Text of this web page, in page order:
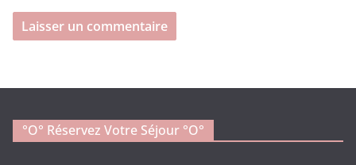
°o° Réservez Votre Séjour °O°